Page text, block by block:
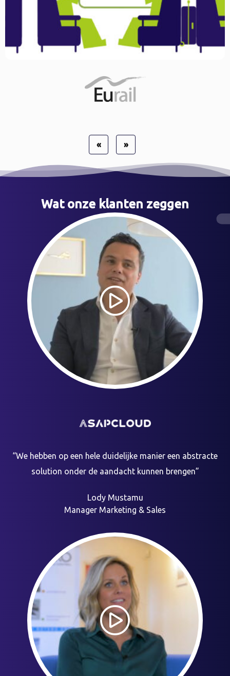
« »
Wat onze klanten zeggen
“We hebben op een hele duidelijke manier een abstracte
solution onder de aandacht kunnen brengen”
Lody Mustamu
Manager Marketing & Sales